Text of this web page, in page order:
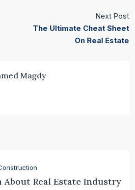
Next Post
The Ultimate Cheat Sheet
On Real Estate
Magdy
Real Estate Industry